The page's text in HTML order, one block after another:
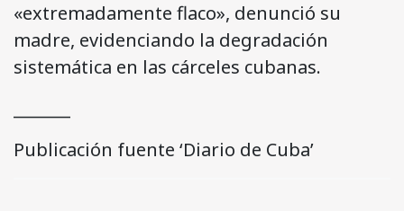
«extremadamente flaco», denunció su
madre, evidenciando la degradación
sistemática en las cárceles cubanas.
Publicación fuente ‘Diario de Cuba’